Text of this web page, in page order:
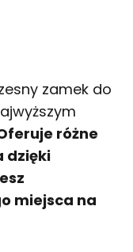
zamek do
różne
dzięki
miejsca na